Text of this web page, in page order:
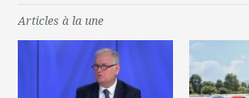
Articles à la une